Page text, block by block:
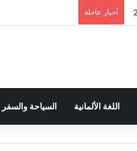
أخبار عاجلة
اللغة الألمانية السياحة والسفر